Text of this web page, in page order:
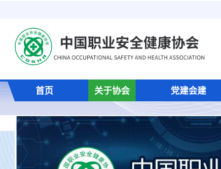
首页 关于协会 党建会建